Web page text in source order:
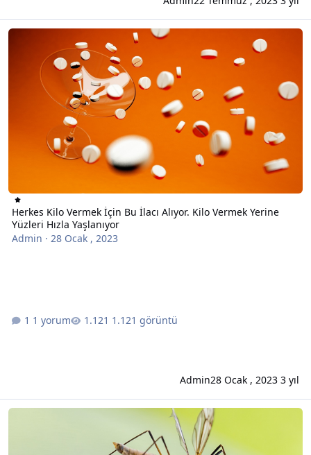
Herkes Kilo Vermek İçin Bu İlacı Alıyor. Kilo Vermek Yerine Yüzleri
Herkes Kilo Vermek İçin Bu İlacı Alıyor. Kilo Vermek Yerine
Yüzleri Hızla Yaşlanıyor
Admin · 28 Ocak , 2023
1 yorum 1.121 görüntü
Admin28 Ocak , 20233 yıl
Bilim insanları sivrisinekleri insanlara aşı ulaştırmak için kandırdı